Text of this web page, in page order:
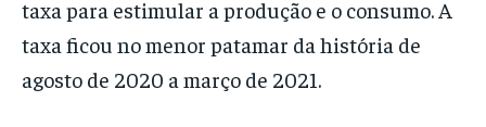
taxa para estimular a produção e o consumo. A
taxa ficou no menor patamar da história de
agosto de 2020 a março de 2021.